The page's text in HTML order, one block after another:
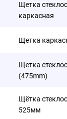
Щетка
каркасная
Щетка
Щетка
(475mm)
Щётка
525мм